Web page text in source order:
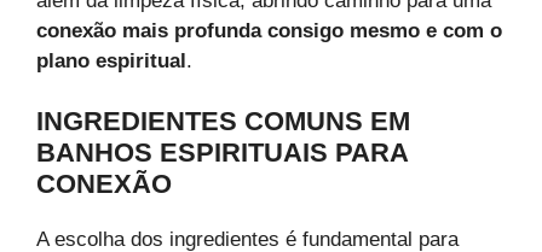
conexão mais profunda consigo mesmo e com o
plano espiritual.
INGREDIENTES COMUNS EM
BANHOS ESPIRITUAIS PARA
CONEXÃO
A escolha dos ingredientes é fundamental para